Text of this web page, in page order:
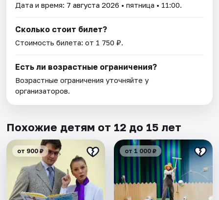
Дата и время: 7 августа 2026 • пятница • 11:00.
Сколько стоит билет?
Стоимость билета: от 1 750 ₽.
Есть ли возрастные ограничения?
Возрастные ограничения уточняйте у
организаторов.
Похожие детям от 12 до 15 лет
от 900 ₽ от 1 000 ₽